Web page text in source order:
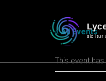
sic itur
« All Events
This event